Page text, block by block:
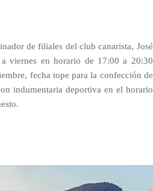
de filiales del club canarista, José
viernes en horario de 17:00 a 20:30
fecha tope para la confección de
indumentaria deportiva en el horario